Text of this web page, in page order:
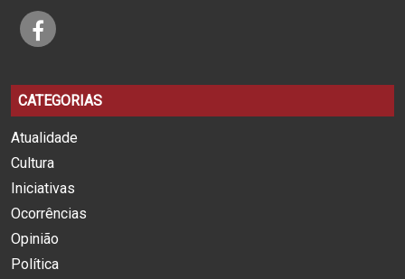
CATEGORIAS
Atualidade
Cultura
Iniciativas
Ocorrências
Opinião
Política